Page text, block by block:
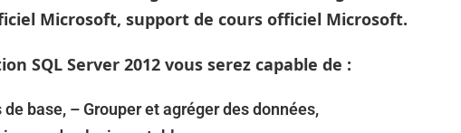
Microsoft, support de cours officiel Microsoft.
SQL Server 2012 vous serez capable de :
base, – Grouper et agréger des données,